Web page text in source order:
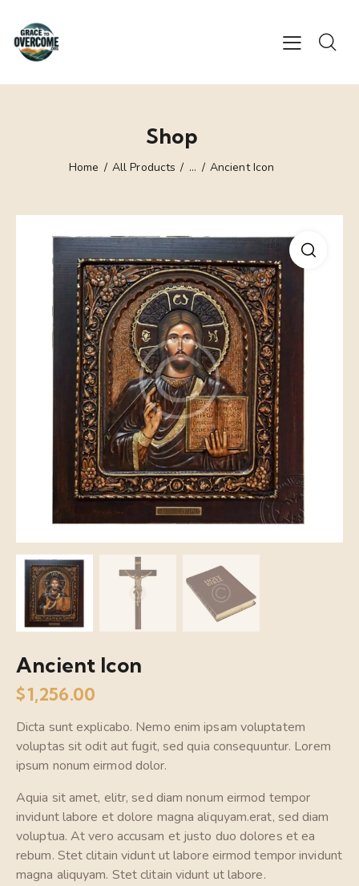
Shop
Home All Products ... Ancient Icon
Ancient Icon
$1,256.00
Dicta sunt explicabo. Nemo enim ipsam voluptatem
voluptas sit odit aut fugit, sed quia consequuntur. Lorem
ipsum nonum eirmod dolor.
Aquia sit amet, elitr, sed diam nonum eirmod tempor
invidunt labore et dolore magna aliquyam.erat, sed diam
voluptua. At vero accusam et justo duo dolores et ea
rebum. Stet clitain vidunt ut labore eirmod tempor invidunt
magna aliquyam. Stet clitain vidunt ut labore.